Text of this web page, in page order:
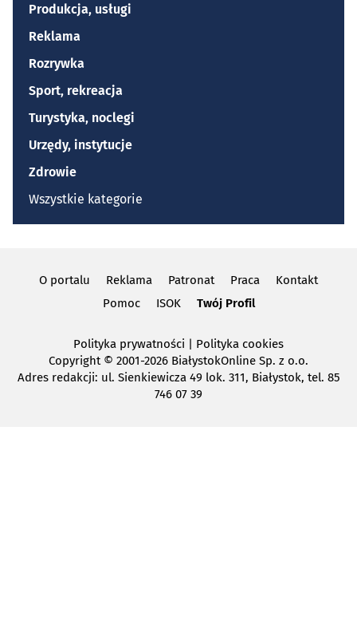
Produkcja, usługi
Reklama
Rozrywka
Sport, rekreacja
Turystyka, noclegi
Urzędy, instytucje
Zdrowie
Wszystkie kategorie
O portalu Reklama Patronat Praca
Kontakt
Pomoc
ISOK Twój Profil
Polityka prywatności | Polityka cookies
Copyright © 2001-2026 BiałystokOnline Sp. z o.o.
Adres redakcji: ul. Sienkiewicza 49 lok. 311, Białystok, tel. 85
746 07 39